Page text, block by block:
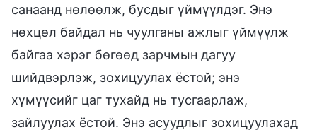
санаанд нөлөөлж, бусдыг үймүүлдэг. Энэ
нөхцөл байдал нь чуулганы ажлыг үймүүлж
байгаа хэрэг бөгөөд зарчмын дагуу
шийдвэрлэж, зохицуулах ёстой; энэ
хүмүүсийг цаг тухайд нь тусгаарлаж,
зайлуулах ёстой. Энэ асуудлыг зохицуулахад